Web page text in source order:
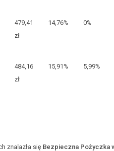
479,41
zł
14,76% 0%
484,16
zł
15,91% 5,99%
znalazła się Bezpieczna Pożyczka